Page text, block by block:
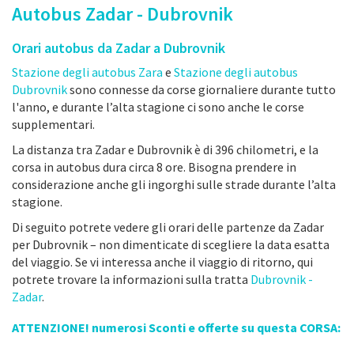
Autobus Zadar - Dubrovnik
Orari autobus da Zadar a Dubrovnik
Stazione degli autobus Zara e Stazione degli autobus
Dubrovniksono connesse da corse giornaliere durante tutto
l'anno, e durante l’alta stagione ci sono anche le corse
supplementari.
La distanza tra Zadar e Dubrovnik è di 396 chilometri, e la
corsa in autobus dura circa 8 ore. Bisogna prendere in
considerazione anche gli ingorghi sulle strade durante l’alta
stagione.
Di seguito potrete vedere gli orari delle partenze da Zadar
per Dubrovnik – non dimenticate di scegliere la data esatta
del viaggio. Se vi interessa anche il viaggio di ritorno, qui
potrete trovare la informazioni sulla tratta Dubrovnik -
Zadar.
ATTENZIONE! numerosi Sconti e offerte su questa CORSA: